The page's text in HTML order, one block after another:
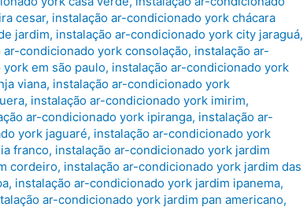
cesar, instalação ar-condicionado york chácara
jardim, instalação ar-condicionado york city jaraguá,
ar-condicionado york consolação, instalação ar-
em são paulo, instalação ar-condicionado york
viana, instalação ar-condicionado york
, instalação ar-condicionado york imirim,
ar-condicionado york ipiranga, instalação ar-
york jaguaré, instalação ar-condicionado york
franco, instalação ar-condicionado york jardim
cordeiro, instalação ar-condicionado york jardim das
, instalação ar-condicionado york jardim ipanema,
ar-condicionado york jardim pan americano,